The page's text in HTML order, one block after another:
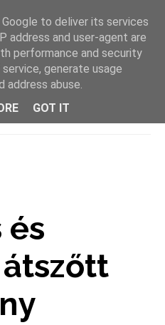
és
to deliver its services
address and user-agent are
performance and security
generate usage
abuse.
GOT IT